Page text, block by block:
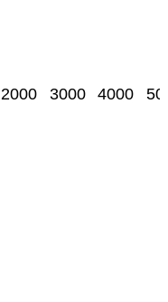
2000 3000 4000